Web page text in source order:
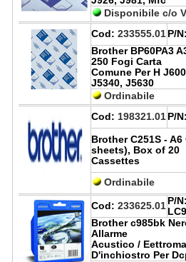
Disponibile c/o
Cod: 233555.01 P/
Brother BP60PA3
250 Fogi Carta
Comune Per H
J5340, J5630
Ordinabile
Cod: 198321.01 P/
Brother C251S -
sheets), Box of 20
Cassettes
Ordinabile
Cod: 233625.01 P/
Brother c985bk
Allarme
Acustico /
D'inchiostro Per